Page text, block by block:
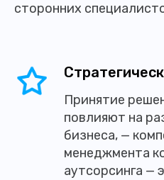
сторонних
Принятие
повлияют на
бизнеса, —
менеджмента
аутсорсинга —